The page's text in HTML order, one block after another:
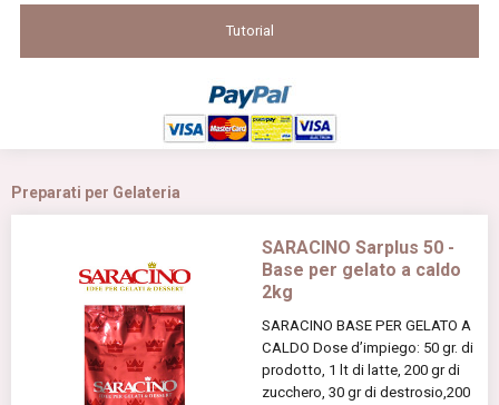
Tutorial
Preparati per Gelateria
SARACINO Sarplus 50 -
Base per gelato a caldo
2kg
SARACINO BASE PER GELATO A
CALDO Dose d’impiego: 50 gr. di
prodotto, 1 lt di latte, 200 gr di
zucchero, 30 gr di destrosio,200